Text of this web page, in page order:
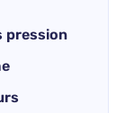
pression